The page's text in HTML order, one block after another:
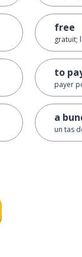
free
gratuit;
to
payer
a
un tas